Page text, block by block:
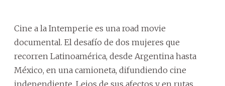
Cine a la Intemperie es una road movie
documental. El desafío de dos mujeres que
recorren Latinoamérica, desde Argentina hasta
México, en una camioneta, difundiendo cine
independiente. Lejos de sus afectos y en rutas